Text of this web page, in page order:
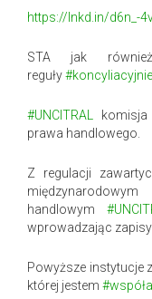
https://lnkd.in/d6n_-
STA jak
reguły#koncyliacyjnie
#UNCITRAL
prawa handlowego.
Z regulacji
handlowym
wprowadzając
Powyższe instytucje
której jestem